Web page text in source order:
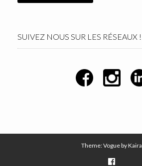
SUIVEZ NOUS SUR LES RÉSEAUX !
Theme: Vogue byKaira